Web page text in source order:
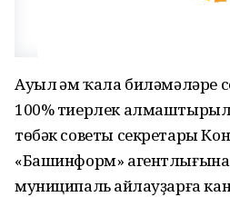
Ауыл һәм ҡала биләмәләре
100% тиерлек
төбәк советы секретары
«Башинформ»
муниципаль һайлауҙарға